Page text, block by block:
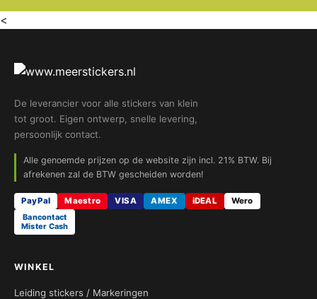
<
De leverancier voor alle stickers van klein
tot groot. Eigen ontwerp, snelle levering,
persoonlijk contact.
Alle genoemde prijzen op de website zijn incl. 21% BTW. Bij
afrekenen zal de BTW gescheiden worden!
PayPal Maestro VISA AMEX iDEAL
Wero
Bancontact
Mister Cash
WINKEL
Leiding stickers / Markeringen